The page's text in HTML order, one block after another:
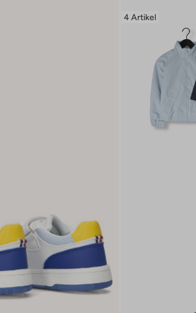
4 Artikel